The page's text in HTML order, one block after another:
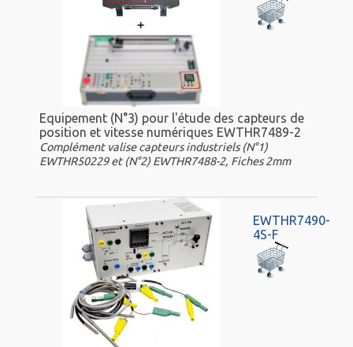
Equipement (N°3) pour l'étude des capteurs de
position et vitesse numériques EWTHR7489-2
Complément valise capteurs industriels (N°1)
EWTHR50229 et (N°2) EWTHR7488-2, Fiches 2mm
EWTHR7490-
4S-F